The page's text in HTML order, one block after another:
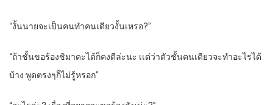
“งั้นนายจะเป็นคนทําคนเดียวงั้นเหรอ?”
“ถ้าชั้นขอร้องชิมาดะได้ก็คงดีล่ะนะ​ เเต่ว่าตัวชั้นคนเดียวจะทําอะไรได้
บ้าง​ พูดตรงๆก็ไม่รู้หรอก”